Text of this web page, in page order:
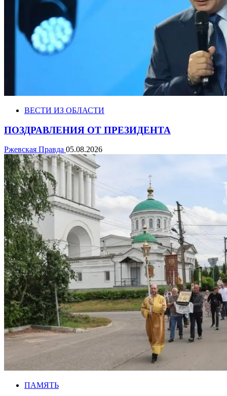
ВЕСТИ ИЗ ОБЛАСТИ
ПОЗДРАВЛЕНИЯ ОТ ПРЕЗИДЕНТА
Ржевская Правда 05.08.2026
ПАМЯТЬ